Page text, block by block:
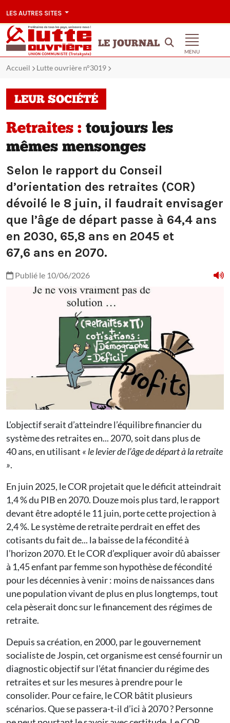
LES AUTRES SITES
LE JOURNAL
MENU
Accueil Lutte ouvrière n°3019
LEUR SOCIÉTÉ
Retraites : toujours les
mêmes mensonges
Selon le rapport du Conseil
d’orientation des retraites (COR)
dévoilé le 8 juin, il faudrait envisager
que l’âge de départ passe à 64,4 ans
en 2030, 65,8 ans en 2045 et
67,6 ans en 2070.
Publié le 10/06/2026
L’objectif serait d’atteindre l’équilibre financier du
système des retraites en... 2070, soit dans plus de
40 ans, en utilisant « le levier de l’âge de départ à la retraite
».
En juin 2025, le COR projetait que le déficit atteindrait
1,4 % du PIB en 2070. Douze mois plus tard, le rapport
devant être adopté le 11 juin, porte cette projection à
2,4 %. Le système de retraite perdrait en effet des
cotisants du fait de... la baisse de la fécondité à
l’horizon 2070. Et le COR d’expliquer avoir dû abaisser
à 1,45 enfant par femme son hypothèse de fécondité
pour les décennies à venir : moins de naissances dans
une population vivant de plus en plus longtemps, tout
cela pèserait donc sur le financement des régimes de
retraite.
Depuis sa création, en 2000, par le gouvernement
socialiste de Jospin, cet organisme est censé fournir un
diagnostic objectif sur l’état financier du régime des
retraites et sur les mesures à prendre pour le
consolider. Pour ce faire, le COR bâtit plusieurs
scénarios. Que se passera-t-il d’ici à 2070 ? Personne